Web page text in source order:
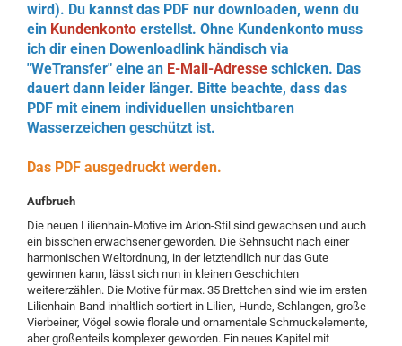
wird). Du kannst das PDF nur downloaden, wenn du
ein Kundenkonto erstellst. Ohne Kundenkonto muss
ich dir einen Dowenloadlink händisch via
"WeTransfer" eine an E-Mail-Adresse schicken. Das
dauert dann leider länger. Bitte beachte, dass das
PDF mit einem individuellen unsichtbaren
Wasserzeichen geschützt ist.
Das PDF ausgedruckt werden.
Aufbruch
Die neuen Lilienhain-Motive im ­Arlon-Stil sind gewachsen und auch
ein bisschen erwachsener geworden. Die Sehnsucht nach einer
harmonischen Weltordnung, in der letztendlich nur das Gute
gewinnen kann, lässt sich nun in kleinen Geschichten
weitererzählen. Die Motive für max. 35 Brettchen sind wie im ersten
Lilienhain-Band inhaltlich sortiert in Lilien, Hunde, Schlangen, große
Vierbeiner, Vögel sowie florale und ornamentale Schmuckelemente,
aber großenteils komplexer geworden. Ein neues Kapitel mit